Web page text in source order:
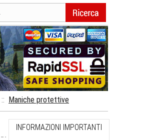
:: Maniche protettive
INFORMAZIONI IMPORTANTI